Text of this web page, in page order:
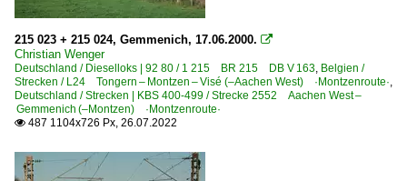
E-Loks | konventionell
6 140 BR 140 E 40
Güterverkehr
Autotransportzüge
Gemischte Güterzüge
215 023 + 215 024, Gemmenich, 17.06.2000. 
Christian Wenger
Deutschland / Dieselloks | 92 80 / 1 215 BR 215 DB V 163, Belgien /
Strecken / L24 Tongern – Montzen – Visé (–Aachen West) ·Montzenroute·,
Deutschland / Strecken | KBS 400-499 / Strecke 2552 Aachen West –
Gemmenich (–Montzen) ·Montzenroute·
 487 1104x726 Px, 26.07.2022